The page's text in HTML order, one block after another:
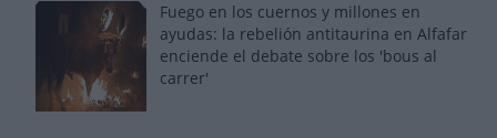
Fuego en los cuernos y millones en
ayudas: la rebelión antitaurina en Alfafar
enciende el debate sobre los 'bous al
carrer'